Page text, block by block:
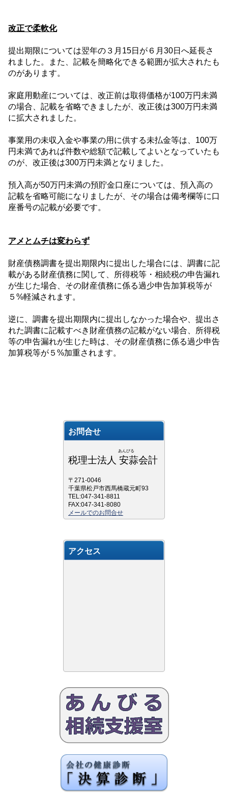
改正で柔軟化
提出期限については翌年の３月 15日が６月 30日へ延長さ
れました。また、記載を簡略化できる範囲が拡大されたも
のがあります。
家庭用動産については、改正前は取得価格が100万円未満
の場合、記載を省略できましたが、改正後は300万円未満
に拡大されました。
事業用の未収入金や事業の用に供する未払金等は、 100万
円未満であれば件数や総額で記載してよいとなっていたも
のが、改正後は300万円未満となりました。
預入高が50万円未満の預貯金口座については、預入高の
記載を省略可能になりましたが、その場合は備考欄等に口
座番号の記載が必要です。
アメとムチは変わらず
財産債務調書を提出期限内に提出した場合には、調書に記
載がある財産債務に関して、所得税等・相続税の申告漏れ
が生じた場合、その財産債務に係る過少申告加算税等が
５%軽減されます。
逆に、調書を提出期限内に提出しなかった場合や、提出さ
れた調書に記載すべき財産債務の記載がない場合、所得税
等の申告漏れが生じた時は、その財産債務に係る過少申告
加算税等が５%加重されます。
お問合せ
あんびる
税理士法人 安蒜会計
〒271-0046
千葉県松戸市西馬橋蔵元町93
TEL:047-341-8811
FAX:047-341-8080
メールでのお問合せ
アクセス